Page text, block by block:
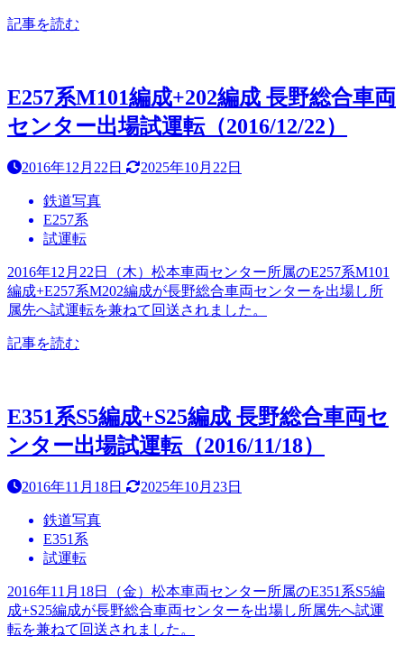
記事を読む
E257系M101編成+202編成 長野総合車両
センター出場試運転（2016/12/22）
2016年12月22日 2025年10月22日
鉄道写真
E257系
試運転
2016年12月22日（木）松本車両センター所属のE257系M101
編成+E257系M202編成が長野総合車両センターを出場し所
属先へ試運転を兼ねて回送されました。
記事を読む
E351系S5編成+S25編成 長野総合車両セ
ンター出場試運転（2016/11/18）
2016年11月18日 2025年10月23日
鉄道写真
E351系
試運転
2016年11月18日（金）松本車両センター所属のE351系S5編
成+S25編成が長野総合車両センターを出場し所属先へ試運
転を兼ねて回送されました。